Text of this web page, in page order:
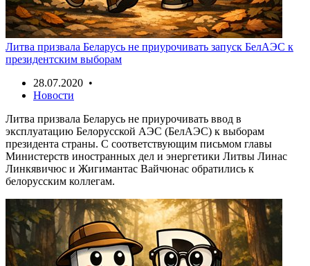
Литва призвала Беларусь не приурочивать запуск БелАЭС к
президентским выборам
28.07.2020 •
Новости
Литва призвала Беларусь не приурочивать ввод в
эксплуатацию Белорусской АЭС (БелАЭС) к выборам
президента страны. С соответствующим письмом главы
Министерств иностранных дел и энергетики Литвы Линас
Линкявичюс и Жигимантас Вайчюнас обратились к
белорусским коллегам.